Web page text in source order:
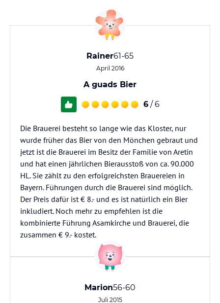
Rainer61-65
April 2016
A guads Bier
6 / 6
Die Brauerei besteht so lange wie das Kloster, nur
wurde früher das Bier von den Mönchen gebraut und
jetzt ist die Brauerei im Besitz der Familie von Aretin
und hat einen jährlichen Bierausstoß von ca. 90.000
HL. Sie zählt zu den erfolgreichsten Brauereien in
Bayern. Führungen durch die Brauerei sind möglich.
Der Preis dafür ist € 8.- und es ist natürlich ein Bier
inkludiert. Noch mehr zu empfehlen ist die
kombinierte Führung Asamkirche und Brauerei, die
zusammen € 9.- kostet.
Marion56-60
Juli 2015